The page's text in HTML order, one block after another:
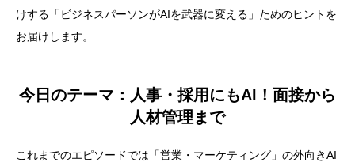
けする「ビジネスパーソンがAIを武器に変える」ためのヒントを
お届けします。
今日のテーマ： 人事・採用にもAI！面接から
人材管理まで
これまでのエピソードでは「営業・マーケティング」の外向きAI